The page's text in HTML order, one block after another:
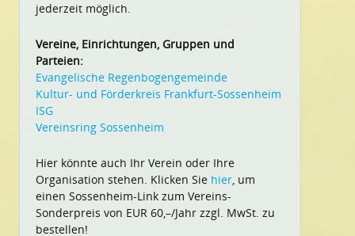
jederzeit möglich.
Vereine, Einrichtungen, Gruppen und
Parteien:
Evangelische Regenbogengemeinde
Kultur- und Förderkreis Frankfurt-Sossenheim
ISG
Vereinsring Sossenheim
Hier könnte auch Ihr Verein oder Ihre
Organisation stehen. Klicken Sie hier, um
einen Sossenheim-Link zum Vereins-
Sonderpreis von EUR 60,–/Jahr zzgl. MwSt. zu
bestellen!